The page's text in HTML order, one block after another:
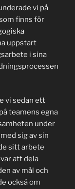
vi på
finns för
uppstart
i sina
vi sedan ett
teamens egna
under
sig av sin
sitt arbete
att dela
av mål och
också om